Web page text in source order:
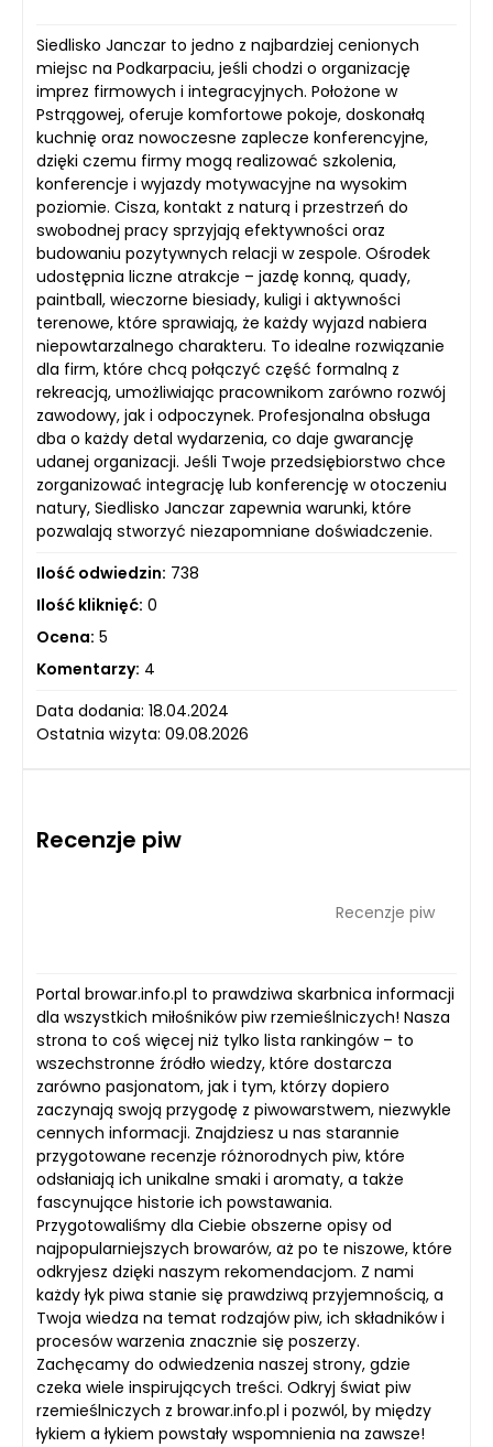
Siedlisko Janczar to jedno z najbardziej cenionych
miejsc na Podkarpaciu, jeśli chodzi o organizację
imprez firmowych i integracyjnych. Położone w
Pstrągowej, oferuje komfortowe pokoje, doskonałą
kuchnię oraz nowoczesne zaplecze konferencyjne,
dzięki czemu firmy mogą realizować szkolenia,
konferencje i wyjazdy motywacyjne na wysokim
poziomie. Cisza, kontakt z naturą i przestrzeń do
swobodnej pracy sprzyjają efektywności oraz
budowaniu pozytywnych relacji w zespole. Ośrodek
udostępnia liczne atrakcje – jazdę konną, quady,
paintball, wieczorne biesiady, kuligi i aktywności
terenowe, które sprawiają, że każdy wyjazd nabiera
niepowtarzalnego charakteru. To idealne rozwiązanie
dla firm, które chcą połączyć część formalną z
rekreacją, umożliwiając pracownikom zarówno rozwój
zawodowy, jak i odpoczynek. Profesjonalna obsługa
dba o każdy detal wydarzenia, co daje gwarancję
udanej organizacji. Jeśli Twoje przedsiębiorstwo chce
zorganizować integrację lub konferencję w otoczeniu
natury, Siedlisko Janczar zapewnia warunki, które
pozwalają stworzyć niezapomniane doświadczenie.
Ilość odwiedzin: 738
Ilość kliknięć: 0
Ocena: 5
Komentarzy: 4
Data dodania: 18.04.2024
Ostatnia wizyta: 09.08.2026
Recenzje piw
Recenzje piw
Portal browar.info.pl to prawdziwa skarbnica informacji
dla wszystkich miłośników piw rzemieślniczych! Nasza
strona to coś więcej niż tylko lista rankingów – to
wszechstronne źródło wiedzy, które dostarcza
zarówno pasjonatom, jak i tym, którzy dopiero
zaczynają swoją przygodę z piwowarstwem, niezwykle
cennych informacji. Znajdziesz u nas starannie
przygotowane recenzje różnorodnych piw, które
odsłaniają ich unikalne smaki i aromaty, a także
fascynujące historie ich powstawania.
Przygotowaliśmy dla Ciebie obszerne opisy od
najpopularniejszych browarów, aż po te niszowe, które
odkryjesz dzięki naszym rekomendacjom. Z nami
każdy łyk piwa stanie się prawdziwą przyjemnością, a
Twoja wiedza na temat rodzajów piw, ich składników i
procesów warzenia znacznie się poszerzy.
Zachęcamy do odwiedzenia naszej strony, gdzie
czeka wiele inspirujących treści. Odkryj świat piw
rzemieślniczych z browar.info.pl i pozwól, by między
łykiem a łykiem powstały wspomnienia na zawsze!